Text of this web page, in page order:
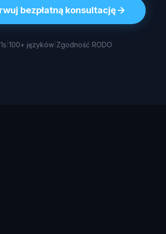
bezpłatną konsultację
100+ języków Zgodność RODO